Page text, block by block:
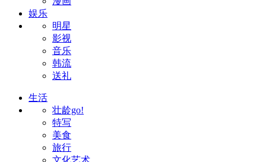
娱乐
明星
影视
音乐
韩流
送礼
生活
壮龄go!
特写
美食
旅行
文化艺术